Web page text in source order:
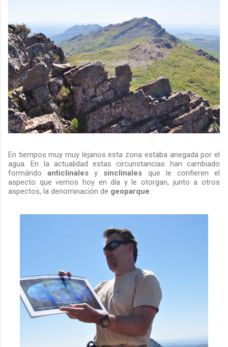
En tiempos muy muy lejanos esta zona estaba anegada por el
agua. En la actualidad estas circunstancias han cambiado
formándoanticlinales y sinclinales que le confieren el
aspecto que vemos hoy en día y le otorgan, junto a otros
aspectos, la denominación de geoparque.